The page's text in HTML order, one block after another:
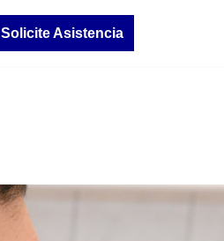
Solicite Asistencia